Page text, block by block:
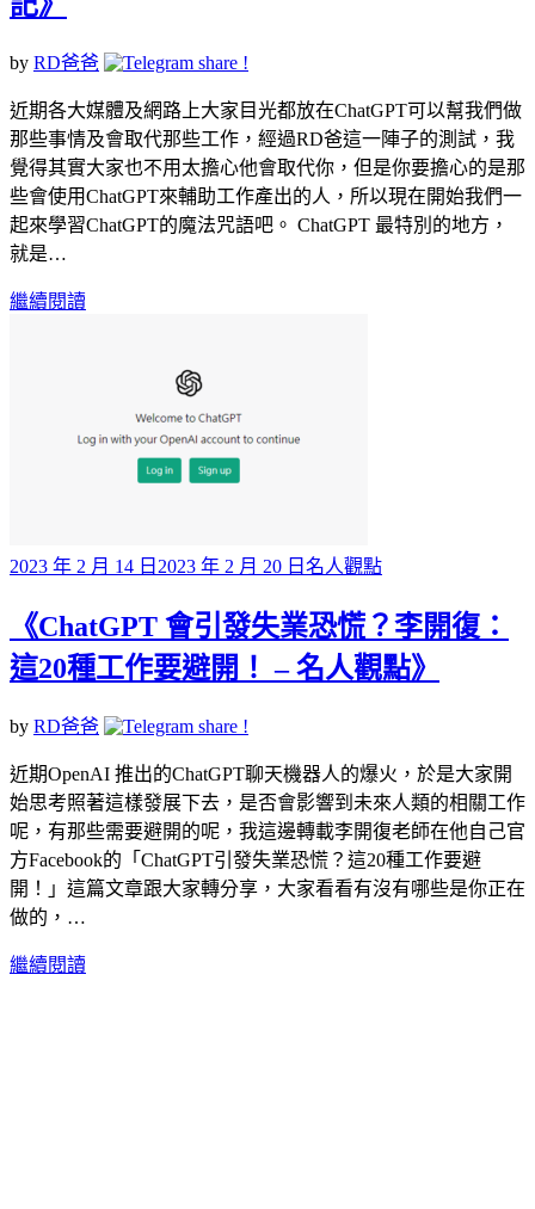
by RD爸爸
近期各大媒體及網路上大家目光都放在ChatGPT可以幫我們做
那些事情及會取代那些工作，經過RD爸這一陣子的測試，我
覺得其實大家也不用太擔心他會取代你，但是你要擔心的是那
些會使用ChatGPT來輔助工作產出的人，所以現在開始我們一
起來學習ChatGPT的魔法咒語吧。 ChatGPT 最特別的地方，
就是…
繼續閱讀
Posted
on
2023 年 2 月 14 日 2023 年 2 月 20 日 名人觀點
《ChatGPT 會引發失業恐慌？李開復：
這20種工作要避開！ – 名人觀點》
by RD爸爸
近期OpenAI 推出的ChatGPT聊天機器人的爆火，於是大家開
始思考照著這樣發展下去，是否會影響到未來人類的相關工作
呢，有那些需要避開的呢，我這邊轉載李開復老師在他自己官
方Facebook的「ChatGPT引發失業恐慌？這20種工作要避
開！」這篇文章跟大家轉分享，大家看看有沒有哪些是你正在
做的，…
繼續閱讀